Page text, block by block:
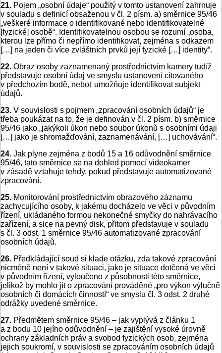
21. Pojem „osobní údaje“ použitý v tomto ustanovení zahrnuje
v souladu s definicí obsaženou v čl. 2 písm. a) směrnice 95/46
„veškeré informace o identifikované nebo identifikovatelné
[fyzické] osobě“. Identifikovatelnou osobou se rozumí „osoba,
kterou lze přímo či nepřímo identifikovat, zejména s odkazem
[…] na jeden či více zvláštních prvků její fyzické […] identity“.
22. Obraz osoby zaznamenaný prostřednictvím kamery tudíž
představuje osobní údaj ve smyslu ustanovení citovaného
v předchozím bodě, neboť umožňuje identifikovat subjekt
údajů.
23. V souvislosti s pojmem „zpracování osobních údajů“ je
třeba poukázat na to, že je definován v čl. 2 písm. b) směrnice
95/46 jako „jakýkoli úkon nebo soubor úkonů s osobními údaji
[…] jako je shromažďování, zaznamenávání, […] uchovávání“.
24. Jak plyne zejména z bodů 15 a 16 odůvodnění směrnice
95/46, tato směrnice se na dohled pomocí videokamer
v zásadě vztahuje tehdy, pokud představuje automatizované
zpracování.
25. Monitorování prostřednictvím obrazového záznamu
zachycujícího osoby, k jakému docházelo ve věci v původním
řízení, ukládaného formou nekonečné smyčky do nahrávacího
zařízení, a sice na pevný disk, přitom představuje v souladu
s čl. 3 odst. 1 směrnice 95/46 automatizované zpracování
osobních údajů.
26. Předkládající soud si klade otázku, zda takové zpracování
nicméně není v takové situaci, jako je situace dotčená ve věci
v původním řízení, vyloučeno z působnosti této směrnice,
jelikož by mohlo jít o zpracování prováděné „pro výkon výlučně
osobních či domácích činností“ ve smyslu čl. 3 odst. 2 druhé
odrážky uvedené směrnice.
27. Předmětem směrnice 95/46 – jak vyplývá z článku 1
a z bodu 10 jejího odůvodnění – je zajištění vysoké úrovně
ochrany základních práv a svobod fyzických osob, zejména
jejich soukromí, v souvislosti se zpracováním osobních údajů